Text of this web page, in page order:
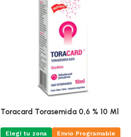
Toracard Torasemida 0,6 % 10 Ml
Elegí tu zona Envio Programable